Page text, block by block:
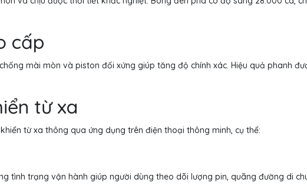
cấp
mài mòn và piston đối xứng giúp tăng độ chính xác. Hiệu quả phanh
từ xa
từ xa thông qua ứng dụng trên điện thoại thông minh, cụ thể:
tình trạng vận hành giúp người dùng theo dõi lượng pin, quãng đường di